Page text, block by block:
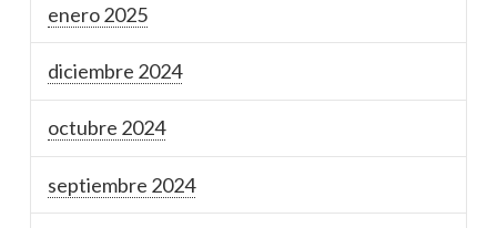
enero 2025
diciembre 2024
octubre 2024
septiembre 2024